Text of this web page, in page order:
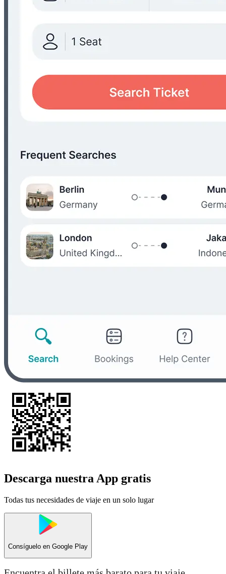
Descarga nuestra App gratis
Todas tus necesidades de viaje en un solo lugar
Consíguelo en Google Play